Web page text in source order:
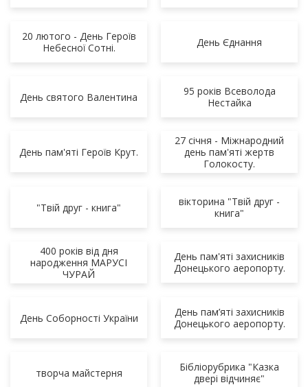
20 лютого - День Героїв
Небесної Сотні.
День Єднання
День святого Валентина
95 років Всеволода
Нестайка
День пам'яті Героїв Крут.
27 січня - Міжнародний
день пам'яті жертв
Голокосту.
"Твій друг - книга"
вікторина "Твій друг -
книга"
400 років від дня
народження МАРУСІ
ЧУРАЙ
День пам'яті захисників
Донецького аеропорту.
День Соборності України
День пам’яті захисників
Донецького аеропорту.
творча майстерня
Бібліорубрика "Казка
двері відчиняє"